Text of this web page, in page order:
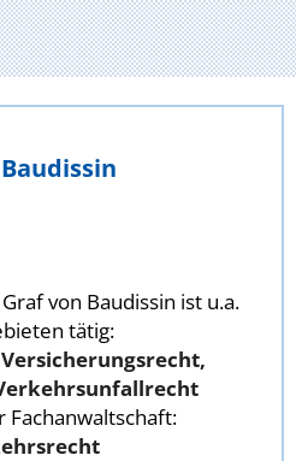
von Baudissin ist u.a.
tätig: